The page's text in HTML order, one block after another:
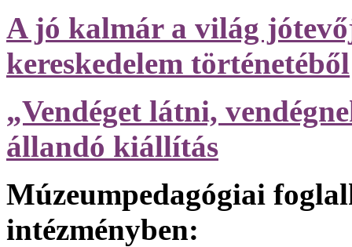
A jó kalmár a világ
kereskedelem történetéből
„Vendéget látni,
állandó kiállítás
Múzeumpedagógiai
intézményben: